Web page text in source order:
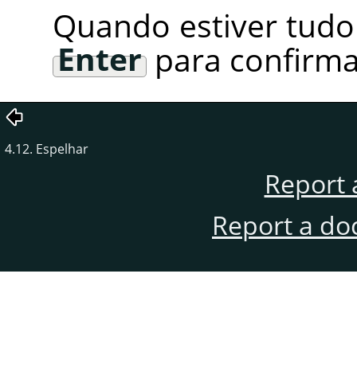
Quando estiver
Enterpara
4.12. Espelhar
Report
Report a